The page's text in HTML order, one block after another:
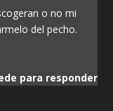
o no mi
del pecho.
para responder